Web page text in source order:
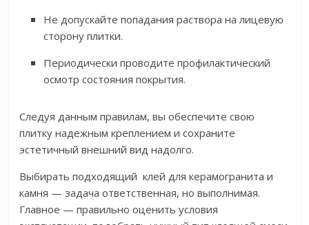
Не допускайте попадания раствора на лицевую
сторону плитки.
Периодически проводите профилактический
осмотр состояния покрытия.
Следуя данным правилам, вы обеспечите свою
плитку надежным креплением и сохраните
эстетичный внешний вид надолго.
Выбирать подходящий клей для керамогранита и
камня — задача ответственная, но выполнимая.
Главное — правильно оценить условия